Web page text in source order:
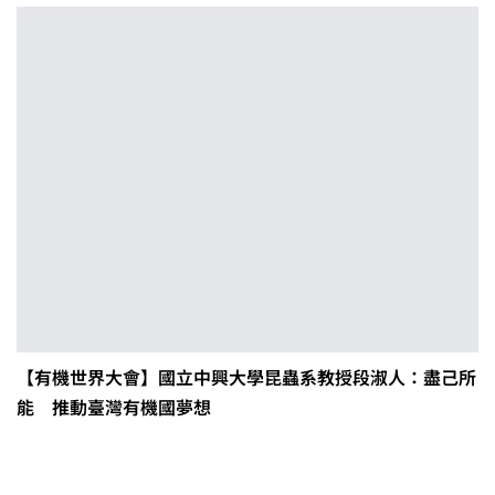
【有機世界大會】國立中興大學昆蟲系教授段淑人：盡己所
能 推動臺灣有機國夢想